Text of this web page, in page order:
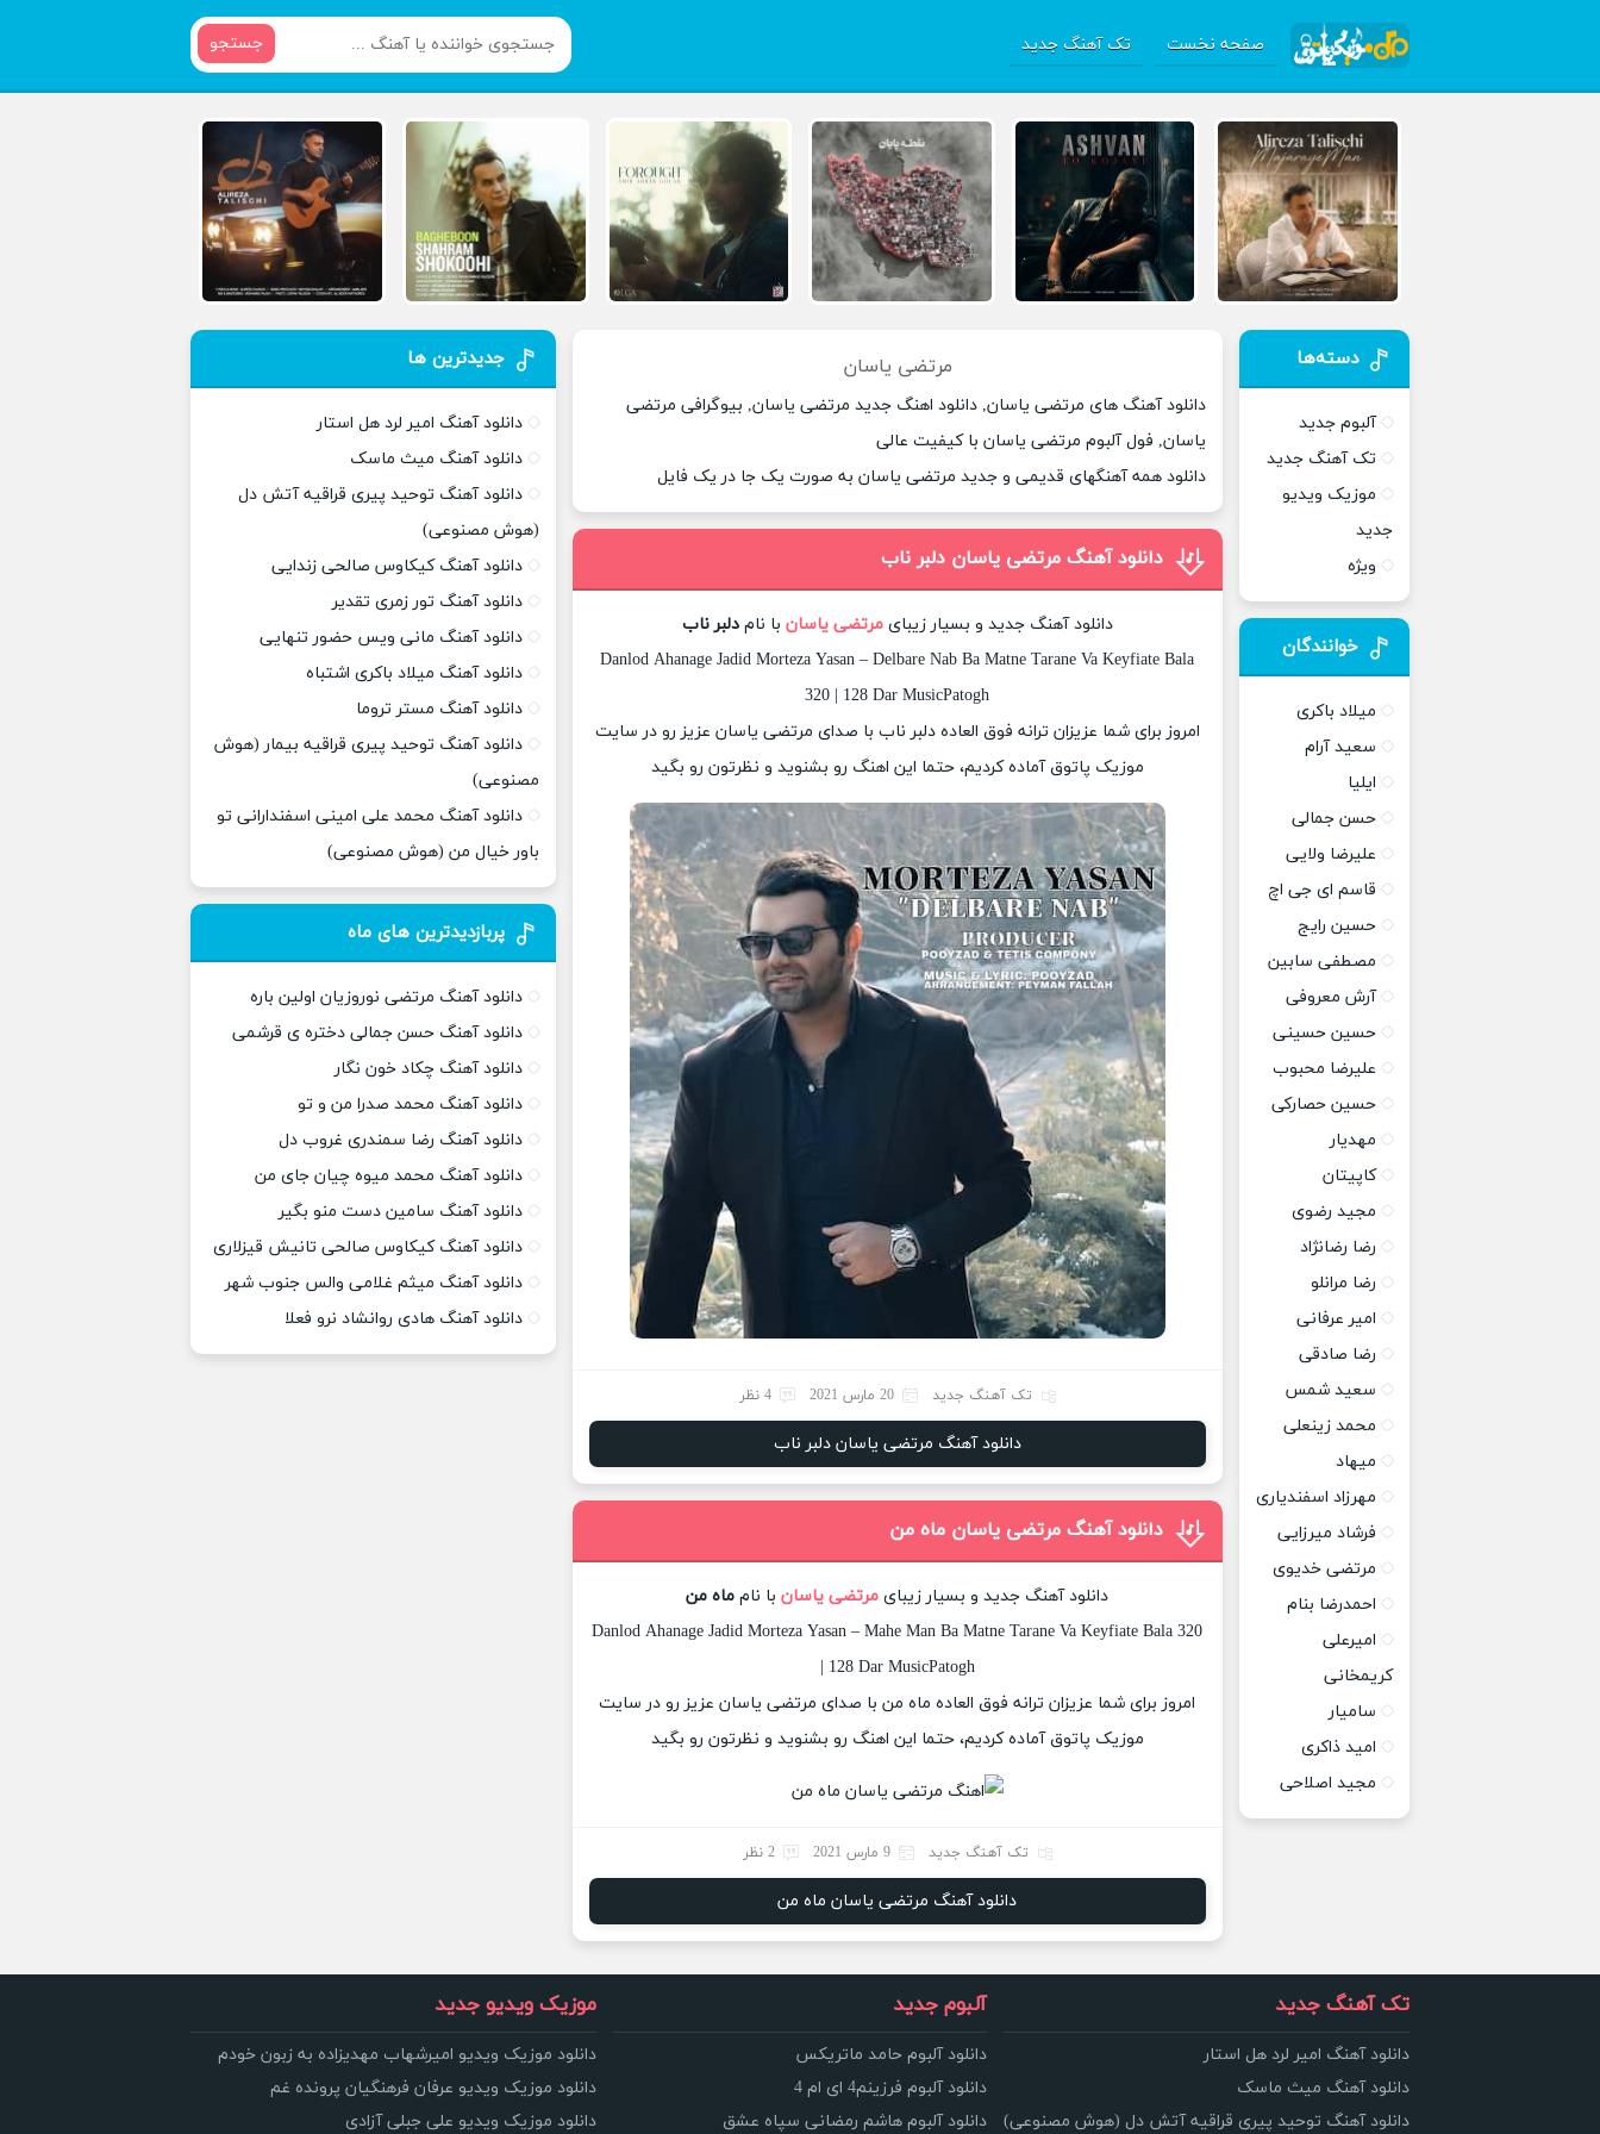
صفحه نخست تک آهنگ جدید جستجو
مرتضی یاسان
دانلود آهنگ های مرتضی یاسان, دانلود اهنگ جدید مرتضی یاسان, بیوگرافی مرتضی
یاسان, فول آلبوم مرتضی یاسان با کیفیت عالی
دانلود همه آهنگهای قدیمی و جدید مرتضی یاسان به صورت یک جا در یک فایل
دانلود آهنگ مرتضی یاسان دلبر ناب
دانلود آهنگ جدید و بسیار زیبایمرتضی یاسان با نامدلبر ناب
Danlod Ahanage Jadid Morteza Yasan – Delbare Nab Ba Matne Tarane Va Keyfiate Bala
320 | 128 Dar MusicPatogh
امروز برای شما عزیزان ترانه فوق العاده دلبر ناب با صدای مرتضی یاسان عزیز رو در سایت
موزیک پاتوق آماده کردیم، حتما این اهنگ رو بشنوید و نظرتون رو بگید
تک آهنگ جدید 20 مارس 2021 4 نظر
دانلود آهنگ مرتضی یاسان دلبر ناب
دانلود آهنگ مرتضی یاسان ماه من
دانلود آهنگ جدید و بسیار زیبای مرتضی یاسانبا نام ماه من
Danlod Ahanage Jadid Morteza Yasan – Mahe Man Ba Matne Tarane Va Keyfiate Bala 320
| 128 Dar MusicPatogh
امروز برای شما عزیزان ترانه فوق العاده ماه من با صدای مرتضی یاسان عزیز رو در سایت
موزیک پاتوق آماده کردیم، حتما این اهنگ رو بشنوید و نظرتون رو بگید
تک آهنگ جدید 9 مارس 2021 2 نظر
دانلود آهنگ مرتضی یاسان ماه من
دسته‌ها
آلبوم جدید
تک آهنگ جدید
موزیک ویدیو
جدید
ویژه
خوانندگان
میلاد باکری
سعید آرام
ایلیا
حسن جمالی
علیرضا ولایی
قاسم ای جی اچ
حسین رایج
مصطفی سابین
آرش معروفی
حسین حسینی
علیرضا محبوب
حسین حصارکی
مهدیار
کاپیتان
مجید رضوی
رضا رضانژاد
رضا مرانلو
امیر عرفانی
رضا صادقی
سعید شمس
محمد زینعلی
میهاد
مهرزاد اسفندیاری
فرشاد میرزایی
مرتضی خدیوی
احمدرضا بنام
امیرعلی
کریمخانی
سامیار
امید ذاکری
مجید اصلاحی
جدیدترین ها
دانلود آهنگ امیر لرد هل استار
دانلود آهنگ میث ماسک
دانلود آهنگ توحید پیری قراقیه آتش دل
(هوش مصنوعی)
دانلود آهنگ کیکاوس صالحی زندایی
دانلود آهنگ تور زمری تقدیر
دانلود آهنگ مانی ویس حضور تنهایی
دانلود آهنگ میلاد باکری اشتباه
دانلود آهنگ مستر تروما
دانلود آهنگ توحید پیری قراقیه بیمار (هوش
مصنوعی)
دانلود آهنگ محمد علی امینی اسفندارانی تو
باور خیال من (هوش مصنوعی)
پربازدیدترین های ماه
دانلود آهنگ مرتضی نوروزیان اولین باره
دانلود آهنگ حسن جمالی دختره ی قرشمی
دانلود آهنگ چکاد خون نگار
دانلود آهنگ محمد صدرا من و تو
دانلود آهنگ رضا سمندری غروب دل
دانلود آهنگ محمد میوه چیان جای من
دانلود آهنگ سامین دست منو بگیر
دانلود آهنگ کیکاوس صالحی تانیش قیزلاری
دانلود آهنگ میثم غلامی والس جنوب شهر
دانلود آهنگ هادی روانشاد نرو فعلا
تک آهنگ جدید
دانلود آهنگ امیر لرد هل استار
دانلود آهنگ میث ماسک
دانلود آهنگ توحید پیری قراقیه آتش دل (هوش مصنوعی)
آلبوم جدید
دانلود آلبوم حامد ماتریکس
دانلود آلبوم فرزینم4 ای ام 4
دانلود آلبوم هاشم رمضانی سپاه عشق
موزیک ویدیو جدید
دانلود موزیک ویدیو امیرشهاب مهدیزاده به زبون خودم
دانلود موزیک ویدیو عرفان فرهنگیان پرونده غم
دانلود موزیک ویدیو علی جبلی آزادی